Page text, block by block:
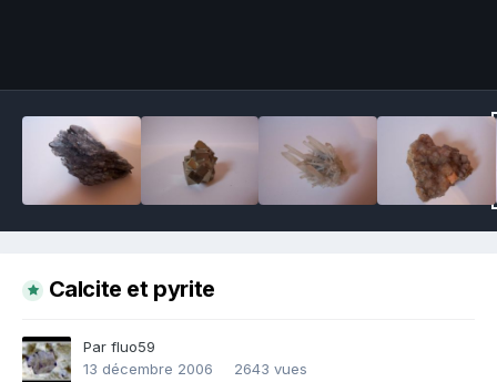
Calcite et pyrite
Par fluo59
13 décembre 2006
2643 vues